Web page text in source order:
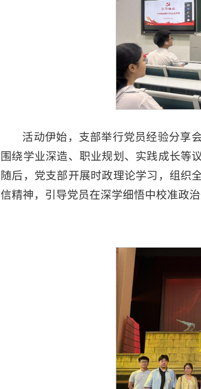
活动伊始，支部举行党员经验分享
围绕学业深造、职业规划、实践成长等
随后，党支部开展时政理论学习，组织
信精神，引导党员在深学细悟中校准政